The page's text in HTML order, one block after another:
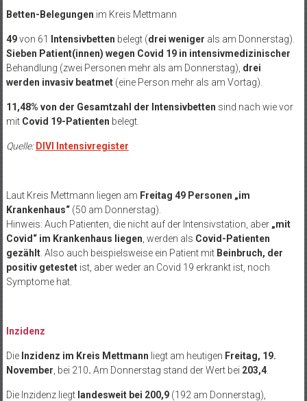
Betten-Belegungen im Kreis Mettmann
49von 61 Intensivbetten belegt (drei weniger als am Donnerstag).
Sieben Patient(innen) wegen Covid 19 in intensivmedizinischer
Behandlung (zwei Personen mehr als am Donnerstag), drei
werden invasiv beatmet (eine Person mehr als am Vortag).
11,48% von der Gesamtzahl der Intensivbetten sind nach wie vor
mitCovid 19-Patienten belegt.
Quelle: DIVI Intensivregister
Laut Kreis Mettmann liegen am Freitag 49 Personen „im
Krankenhaus“ (50 am Donnerstag).
Hinweis: Auch Patienten, die nicht auf der Intensivstation, aber „mit
Covid“ im Krankenhaus liegen , werden als Covid-Patienten
gezählt. Also auch beispielsweise ein Patient mit Beinbruch, der
positiv getestetist, aber weder an Covid 19 erkrankt ist, noch
Symptome hat.
Inzidenz
Die Inzidenz im Kreis Mettmann liegt am heutigen Freitag, 19.
November , bei 210. Am Donnerstag stand der Wert bei 203,4.
Die Inzidenz liegtlandesweit bei 200,9 (192 am Donnerstag),